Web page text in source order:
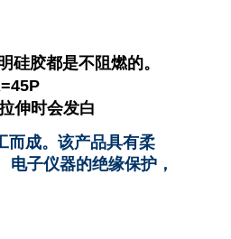
硅胶都是不阻燃的。
伸时会发白
而成。该产品具有柔
子仪器的绝缘保护，